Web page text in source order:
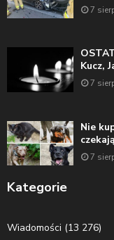
7
Kucz,
7
Nie
7
Kategorie
Wiadomości (13 276)